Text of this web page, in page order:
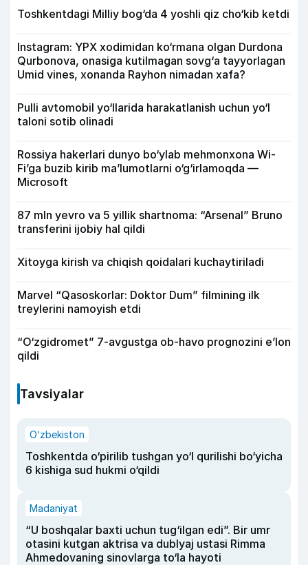
Toshkentdagi Milliy bog‘da 4 yoshli qiz cho‘kib ketdi
Instagram: YPX xodimidan ko‘rmana olgan Durdona
Qurbonova, onasiga kutilmagan sovg‘a tayyorlagan
Umid vines, xonanda Rayhon nimadan xafa?
Pulli avtomobil yo‘llarida harakatlanish uchun yo‘l
taloni sotib olinadi
Rossiya hakerlari dunyo bo‘ylab mehmonxona Wi-
Fi’ga buzib kirib ma’lumotlarni o‘g‘irlamoqda —
Microsoft
87 mln yevro va 5 yillik shartnoma: “Arsenal” Bruno
transferini ijobiy hal qildi
Xitoyga kirish va chiqish qoidalari kuchaytiriladi
Marvel “Qasoskorlar: Doktor Dum” filmining ilk
treylerini namoyish etdi
“O‘zgidromet” 7-avgustga ob-havo prognozini e’lon
qildi
Tavsiyalar
O‘zbekiston
Toshkentda o‘pirilib tushgan yo‘l qurilishi bo‘yicha
6 kishiga sud hukmi o‘qildi
Madaniyat
“U boshqalar baxti uchun tug‘ilgan edi”. Bir umr
otasini kutgan aktrisa va dublyaj ustasi Rimma
Ahmedovaning sinovlarga to‘la hayoti